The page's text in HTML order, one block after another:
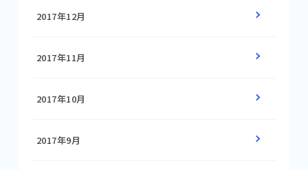
2017年12月
2017年11月
2017年10月
2017年9月